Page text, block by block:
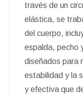
través de un
elástica, se
del cuerpo,
espalda, pecho
diseñados para
estabilidad y la
y efectiva que